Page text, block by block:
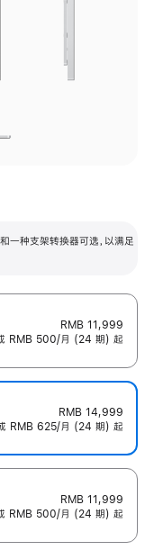
种支架转换器可选，以满足
RMB 11,999
RMB 500/月 (24 期) 起
RMB 14,999
RMB 625/月 (24 期) 起
RMB 11,999
RMB 500/月 (24 期) 起